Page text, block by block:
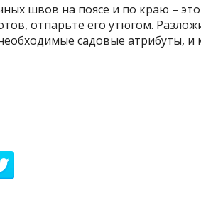
швов на поясе и по краю –
отпарьте его утюгом.
садовые атрибуты,